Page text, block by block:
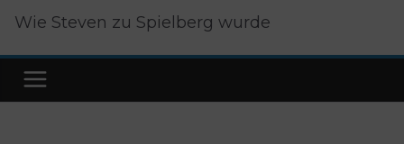
Wie Steven zu Spielberg wurde